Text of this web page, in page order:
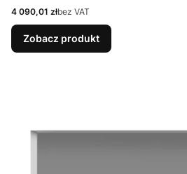
Cena
4 090,01 złbez VAT
Zobacz produkt